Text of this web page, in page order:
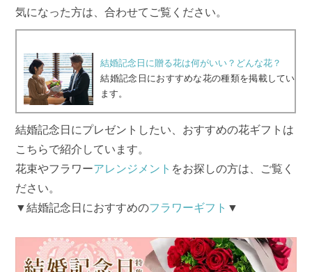
気になった方は、合わせてご覧ください。
結婚記念日に贈る花は何がいい？どんな花？
結婚記念日におすすめな花の種類を掲載してい
ます。
結婚記念日にプレゼントしたい、おすすめの花ギフトは
こちらで紹介しています。
花束やフラワーアレンジメント をお探しの方は、ご覧く
ださい。
▼結婚記念日におすすめのフラワーギフト ▼